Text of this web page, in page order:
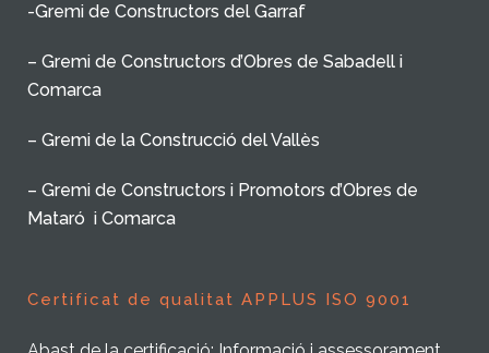
-Gremi de Constructors del Garraf
– Gremi de Constructors d’Obres de Sabadell i
Comarca
– Gremi de la Construcció del Vallès
– Gremi de Constructors i Promotors d’Obres de
Mataró i Comarca
Certificat de qualitat APPLUS ISO 9001